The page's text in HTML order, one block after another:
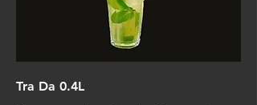
Tra Da 0.4L